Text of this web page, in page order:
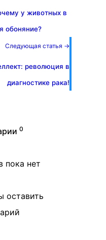
у животных в
обоняние?
Следующая статья →
революция в
диагностике рака!
0
пока нет
оставить